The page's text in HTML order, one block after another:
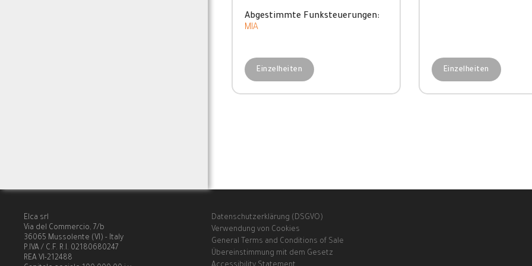
Abgestimmte Funksteuerungen:
MIA
Einzelheiten Einzelheiten
Elca srl
Via del Commercio, 7/b
36065 Mussolente (VI) - Italy
P.IVA / C.F. R.I. 02180680247
REA VI-212488
Datenschutzerklärung (DSGVO)
Verwendung von Cookies
General Terms and Conditions of Sale
Übereinstimmung mit dem Gesetz